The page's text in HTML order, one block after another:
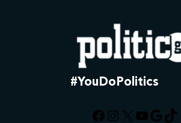
#YouDoPolitics
Facebook
Instagram
X